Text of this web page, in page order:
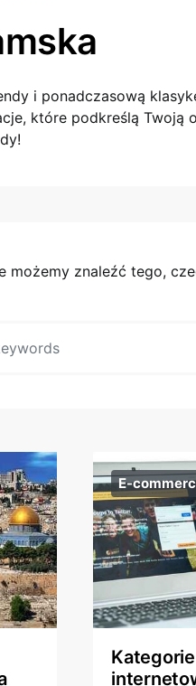
i ponadczasową
które podkreślą Twoją
możemy znaleźć tego,
E-